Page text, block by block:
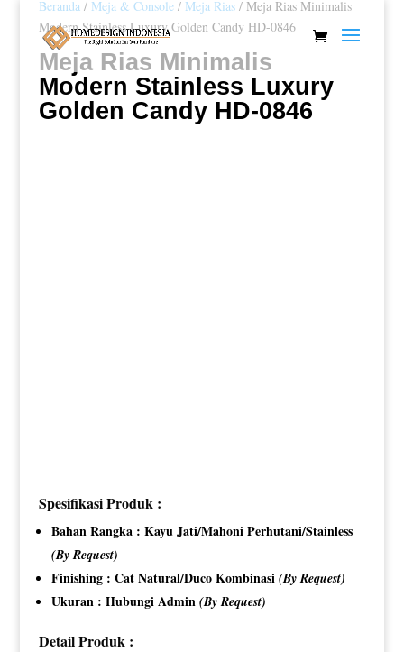
Beranda/ Meja & Console/ Meja Rias/ Meja Rias Minimalis
Modern Stainless Luxury Golden Candy HD-0846
Meja Rias Minimalis
Modern Stainless Luxury
Golden Candy HD-0846
Spesifikasi Produk :
Bahan Rangka : Kayu Jati/Mahoni Perhutani/Stainless
(By Request)
Finishing : Cat Natural/Duco Kombinasi (By Request)
Ukuran : Hubungi Admin (By Request)
Detail Produk :